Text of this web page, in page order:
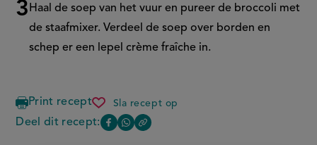
Haal de soep van het vuur en pureer de broccoli met
de staafmixer. Verdeel de soep over borden en
schep er een lepel crème fraîche in.
Print recept Sla recept op
broccolisoep
Deel dit recept:
DeelDeelCopy